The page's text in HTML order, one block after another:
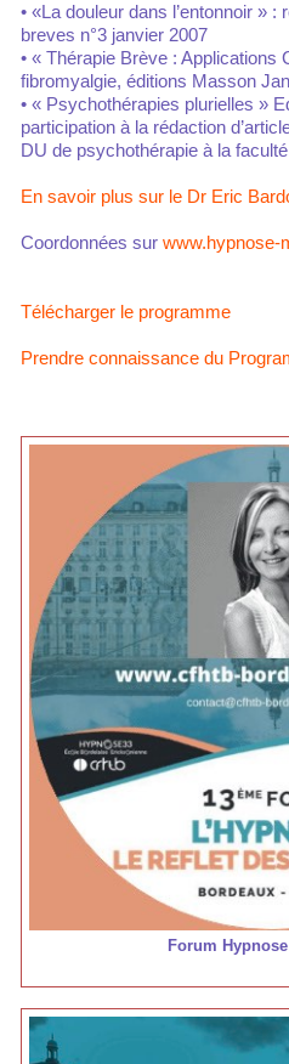
• «La douleur dans l’entonnoir »
breves n°3 janvier 2007
• « Thérapie Brève : Applications
fibromyalgie, éditions Masson
• « Psychothérapies plurielles »
participation à la rédaction
DU de psychothérapie à la
En savoir plus sur le Dr Eric
Coordonnées sur www.hypnose-
Télécharger le programme
Prendre connaissance du
Forum